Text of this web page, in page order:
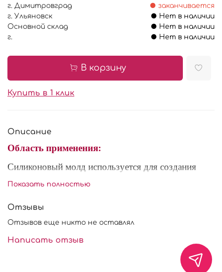
г. Димитровград
● заканчивается
г. Ульяновск
● Нет в наличии
Основной склад
● Нет в наличии
г.
● Нет в наличии
В корзину
Купить в 1 клик
Описание
Область применения:
Силиконовый молд используется для создания
украшений и декора из шоколада, мастики и
посыпать внутреннюю часть молда сахарной
готового изделия. Форма многоразового
использования.
Показать полностью
Отзывы
Отзывов еще никто не оставлял
Написать отзыв